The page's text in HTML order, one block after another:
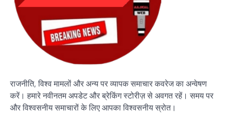
राजनीति, विश्व मामलों और अन्य पर व्यापक समाचार कवरेज का अन्वेषण
करें। हमारे नवीनतम अपडेट और ब्रेकिंग स्टोरीज़ से अवगत रहें। समय पर
और विश्वसनीय समाचारों के लिए आपका विश्वसनीय स्रोत।